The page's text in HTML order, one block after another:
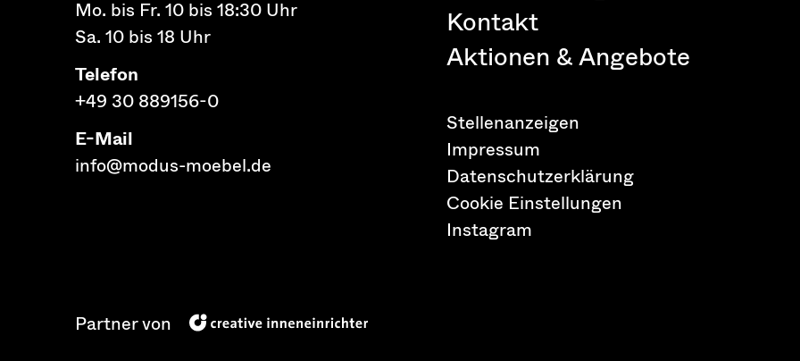
Mo. bis Fr. 10 bis 18:30 Uhr
Sa. 10 bis 18 Uhr
Telefon
+49 30 889156-0
E-Mail
info@modus-moebel.de
Kontakt
Aktionen & Angebote
Stellenanzeigen
Impressum
Datenschutzerklärung
Cookie Einstellungen
Instagram
Partner von